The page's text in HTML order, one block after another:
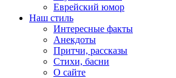
Еврейский юмор
Наш стиль
Интересные факты
Анекдоты
Притчи, рассказы
Стихи, басни
О сайте